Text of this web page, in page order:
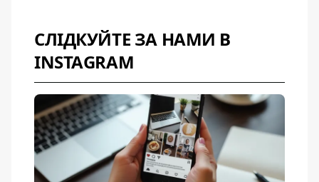
СЛІДКУЙТЕ ЗА НАМИ В
INSTAGRAM